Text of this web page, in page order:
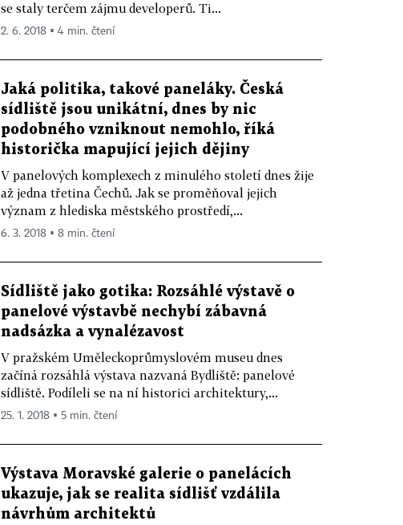
se staly terčem zájmu developerů. Ti...
2. 6. 2018 ▪ 4 min. čtení
Jaká politika, takové paneláky. Česká
sídliště jsou unikátní, dnes by nic
podobného vzniknout nemohlo, říká
historička mapující jejich dějiny
V panelových komplexech z minulého století dnes žije
až jedna třetina Čechů. Jak se proměňoval jejich
význam z hlediska městského prostředí,...
6. 3. 2018 ▪ 8 min. čtení
Sídliště jako gotika: Rozsáhlé výstavě o
panelové výstavbě nechybí zábavná
nadsázka a vynalézavost
V pražském Uměleckoprůmyslovém museu dnes
začíná rozsáhlá výstava nazvaná Bydliště: panelové
sídliště. Podíleli se na ní historici architektury,...
25. 1. 2018 ▪ 5 min. čtení
Výstava Moravské galerie o panelácích
ukazuje, jak se realita sídlišť vzdálila
návrhům architektů